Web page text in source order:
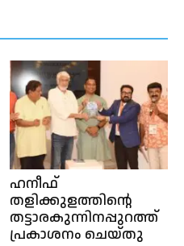
ഹനീഫ്
തളിക്കുളത്തിന്റെ
തട്ടാരകുന്നിനപ്പുറത്ത്
പ്രകാശനം ചെയ്തു